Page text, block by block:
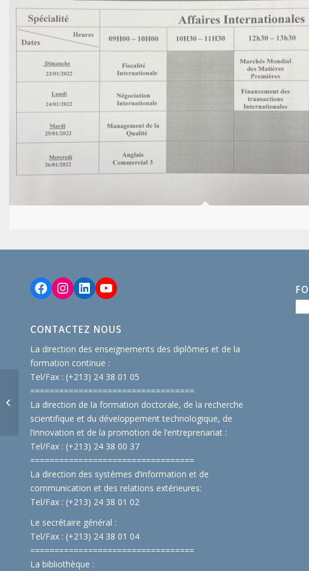
Facebook
Instagram
LinkedIn
YouTube
CONTACTEZ NOUS
La direction des enseignements des diplômes et de la
formation continue :
Tel/Fax : (+213) 24 38 01 05
==================================
La direction de la formation doctorale, de la recherche
scientifique et du développement technologique, de
l’innovation et de la promotion de l’entreprenariat :
Tel/Fax : (+213) 24 38 00 37
==================================
La direction des systèmes d’information et de
communication et des relations extérieures:
Tel/Fax : (+213) 24 38 01 02
Le secrétaire général :
Tel/Fax : (+213) 24 38 01 04
==================================
La bibliothèque :
Planning des examens
département
MARKETING